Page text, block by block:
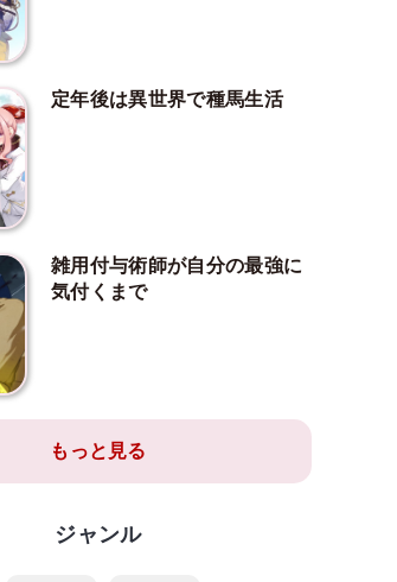
定年後は異世界で種馬生活
雑用付与術師が自分の最強に
気付くまで
もっと見る
ジャンル